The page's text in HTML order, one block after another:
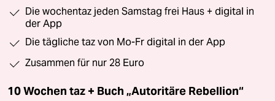
Die wochentaz jeden Samstag frei Haus + digital in
der App
Die tägliche taz von Mo-Fr digital in der App
Zusammen für nur 28 Euro
10 Wochen taz + Buch „Autoritäre Rebellion“